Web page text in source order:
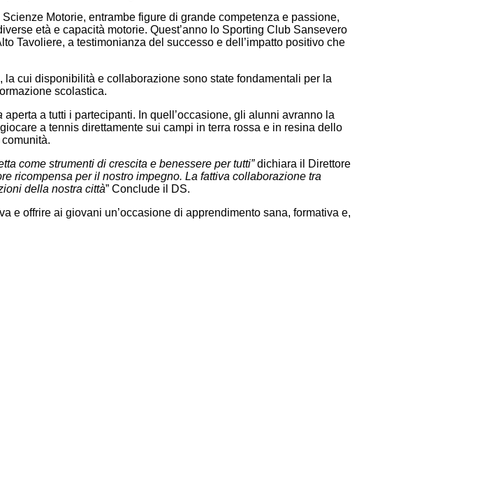
Motorie, entrambe figure di grande competenza e passione,
età e capacità motorie. Quest’anno lo Sporting Club Sansevero
Tavoliere, a testimonianza del successo e dell’impatto positivo che
cui disponibilità e collaborazione sono state fondamentali per la
scolastica.
aperta a tutti i partecipanti. In quell’occasione, gli alunni avranno la
a tennis direttamente sui campi in terra rossa e in resina dello
come strumenti di crescita e benessere per tutti”dichiara il Direttore
ricompensa per il nostro impegno. La fattiva collaborazione tra
della nostra città” Conclude il DS.
e offrire ai giovani un’occasione di apprendimento sana, formativa e,